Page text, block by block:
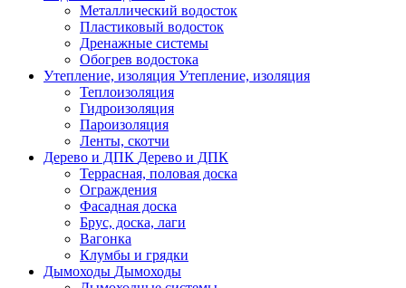
Металлический водосток
Пластиковый водосток
Дренажные системы
Обогрев водостока
Утепление, изоляция Утепление, изоляция
Теплоизоляция
Гидроизоляция
Пароизоляция
Ленты, скотчи
Дерево и ДПК Дерево и ДПК
Террасная, половая доска
Ограждения
Фасадная доска
Брус, доска, лаги
Вагонка
Клумбы и грядки
Дымоходы Дымоходы